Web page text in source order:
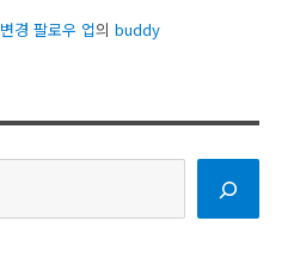
경 팔로우 업의 buddy